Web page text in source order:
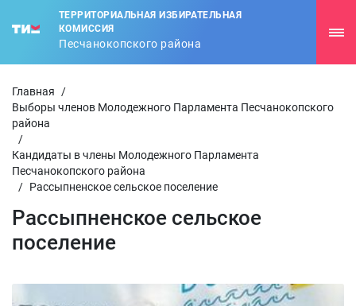
ТЕРРИТОРИАЛЬНАЯ ИЗБИРАТЕЛЬНАЯ
КОМИССИЯ
Песчанокопского района
Главная
/
Выборы членов Молодежного Парламента Песчанокопского
района
/
Кандидаты в члены Молодежного Парламента
Песчанокопского района
/ Рассыпненское сельское поселение
Рассыпненское сельское
поселение